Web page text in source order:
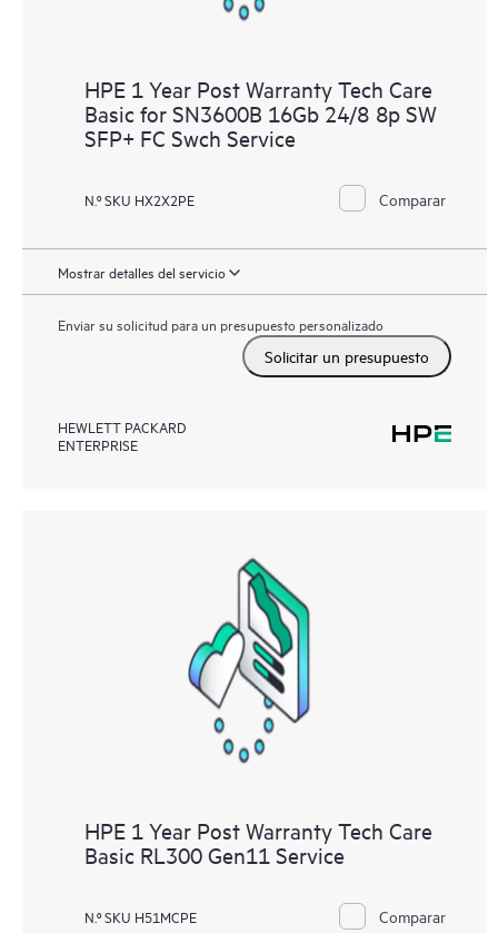
HPE 1 Year Post Warranty Tech Care
Basic for SN3600B 16Gb 24/8 8p SW
SFP+ FC Swch Service
N.º SKU HX2X2PE Comparar
Mostrar detalles del servicio
Enviar su solicitud para un presupuesto personalizado
Solicitar un presupuesto
HEWLETT PACKARD
ENTERPRISE
HPE 1 Year Post Warranty Tech Care
Basic RL300 Gen11 Service
N.º SKU H51MCPE Comparar